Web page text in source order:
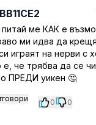
ме КАК е
ми идва да
играят на нерви с
е, че трябва да се
ПРЕДИ уикен 🤔
0 0